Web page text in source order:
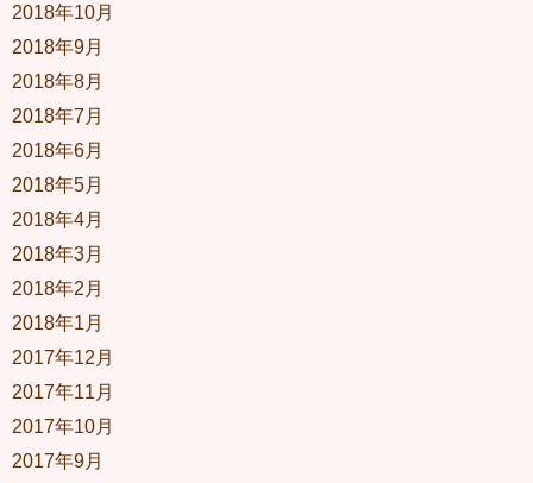
2018年10月
2018年9月
2018年8月
2018年7月
2018年6月
2018年5月
2018年4月
2018年3月
2018年2月
2018年1月
2017年12月
2017年11月
2017年10月
2017年9月